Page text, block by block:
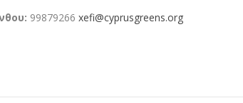
99879266xefi@cyprusgreens.org